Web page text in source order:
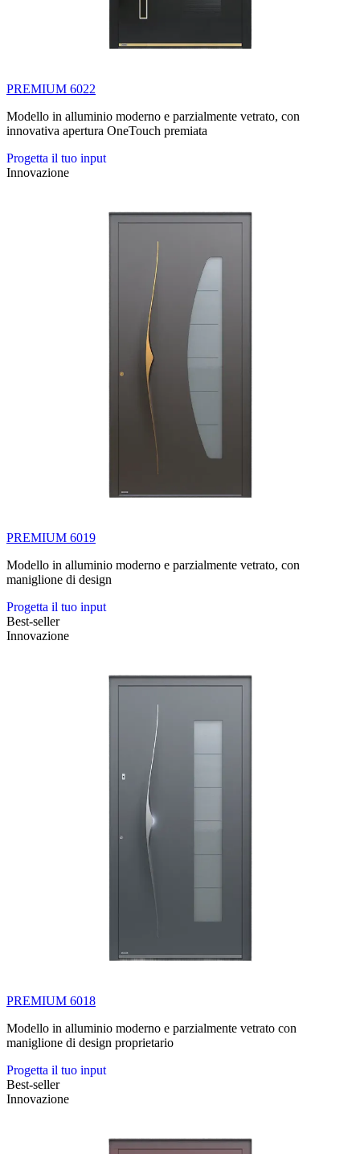
PREMIUM 6022
Modello in alluminio moderno e parzialmente vetrato, con
innovativa apertura OneTouch premiata
Progetta il tuo input
Innovazione
PREMIUM 6019
Modello in alluminio moderno e parzialmente vetrato, con
maniglione di design
Progetta il tuo input
Best-seller
Innovazione
PREMIUM 6018
Modello in alluminio moderno e parzialmente vetrato con
maniglione di design proprietario
Progetta il tuo input
Best-seller
Innovazione